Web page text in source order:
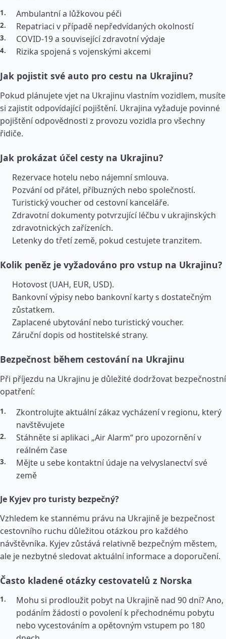
Ambulantní a lůžkovou péči
Repatriaci v případě nepředvídaných okolností
COVID-19 a související zdravotní výdaje
Rizika spojená s vojenskými akcemi
Jak pojistit své auto pro cestu na Ukrajinu?
Pokud plánujete vjet na Ukrajinu vlastním vozidlem, musíte
si zajistit odpovídající pojištění. Ukrajina vyžaduje povinné
pojištění odpovědnosti z provozu vozidla pro všechny
řidiče.
Jak prokázat účel cesty na Ukrajinu?
Rezervace hotelu nebo nájemní smlouva.
Pozvání od přátel, příbuzných nebo společností.
Turistický voucher od cestovní kanceláře.
Zdravotní dokumenty potvrzující léčbu v ukrajinských
zdravotnických zařízeních.
Letenky do třetí země, pokud cestujete tranzitem.
Kolik peněz je vyžadováno pro vstup na Ukrajinu?
Hotovost (UAH, EUR, USD).
Bankovní výpisy nebo bankovní karty s dostatečným
zůstatkem.
Zaplacené ubytování nebo turistický voucher.
Záruční dopis od hostitelské strany.
Bezpečnost během cestování na Ukrajinu
Při příjezdu na Ukrajinu je důležité dodržovat bezpečnostní
opatření:
Zkontrolujte aktuální zákaz vycházení v regionu, který
navštěvujete
Stáhněte si aplikaci „Air Alarm“ pro upozornění v
reálném čase
Mějte u sebe kontaktní údaje na velvyslanectví své
země
Je Kyjev pro turisty bezpečný?
Vzhledem ke stannému právu na Ukrajině je bezpečnost
cestovního ruchu důležitou otázkou pro každého
návštěvníka. Kyjev zůstává relativně bezpečným městem,
ale je nezbytné sledovat aktuální informace a doporučení.
Často kladené otázky cestovatelů z Norska
Mohu si prodloužit pobyt na Ukrajině nad 90 dní? Ano,
podáním žádosti o povolení k přechodnému pobytu
nebo vycestováním a opětovným vstupem po 180